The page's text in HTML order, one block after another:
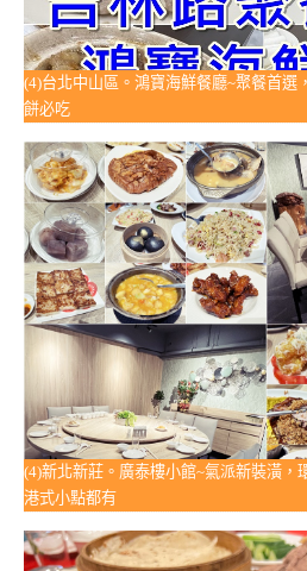
(4)台北中山區。鴻寶海鮮餐廳~聚餐首選
餅必吃
(4)新北新莊。廣泰樓小館~氣派新裝潢，
港式小點都有